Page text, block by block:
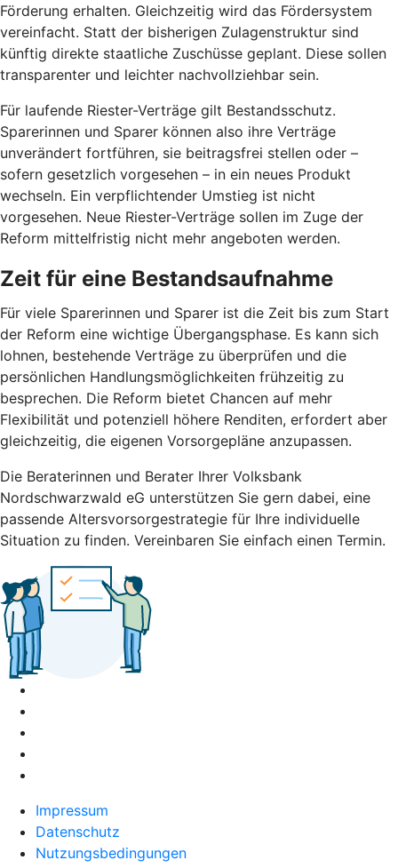
Förderung erhalten. Gleichzeitig wird das Fördersystem
vereinfacht. Statt der bisherigen Zulagenstruktur sind
künftig direkte staatliche Zuschüsse geplant. Diese sollen
transparenter und leichter nachvollziehbar sein.
Für laufende Riester-Verträge gilt Bestandsschutz.
Sparerinnen und Sparer können also ihre Verträge
unverändert fortführen, sie beitragsfrei stellen oder –
sofern gesetzlich vorgesehen – in ein neues Produkt
wechseln. Ein verpflichtender Umstieg ist nicht
vorgesehen. Neue Riester-Verträge sollen im Zuge der
Reform mittelfristig nicht mehr angeboten werden.
Zeit für eine Bestandsaufnahme
Für viele Sparerinnen und Sparer ist die Zeit bis zum Start
der Reform eine wichtige Übergangsphase. Es kann sich
lohnen, bestehende Verträge zu überprüfen und die
persönlichen Handlungsmöglichkeiten frühzeitig zu
besprechen. Die Reform bietet Chancen auf mehr
Flexibilität und potenziell höhere Renditen, erfordert aber
gleichzeitig, die eigenen Vorsorgepläne anzupassen.
Die Beraterinnen und Berater Ihrer Volksbank
Nordschwarzwald eG unterstützen Sie gern dabei, eine
passende Altersvorsorgestrategie für Ihre individuelle
Situation zu finden. Vereinbaren Sie einfach einen Termin.
Impressum
Datenschutz
Nutzungsbedingungen